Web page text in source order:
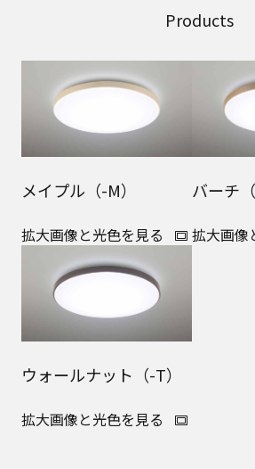
Products
メイプル（-M）
拡大画像と光色を見る
バーチ（
拡大画像
ウォールナット（-T）
拡大画像と光色を見る